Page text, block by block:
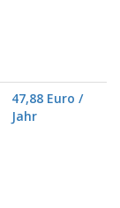
47,88 Euro /
Jahr